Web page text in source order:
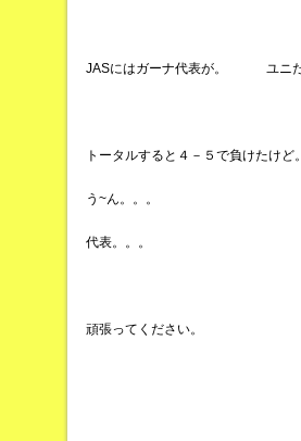
JASにはガーナ代表が。 ユニ
トータルすると４－５で負けたけど
う~ん。。。
代表。。。
頑張ってください。